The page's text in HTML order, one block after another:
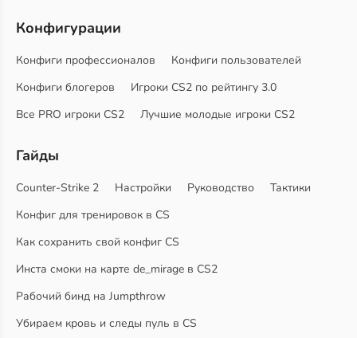
Конфигурации
Конфиги профессионалов
Конфиги пользователей
Конфиги блогеров
Игроки CS2 по рейтингу 3.0
Все PRO игроки CS2
Лучшие молодые игроки CS2
Гайды
Counter-Strike 2 Настройки Руководство
Тактики
Конфиг для тренировок в CS
Как сохранить свой конфиг CS
Инста смоки на карте de_mirage в CS2
Рабочий бинд на Jumpthrow
Убираем кровь и следы пуль в CS